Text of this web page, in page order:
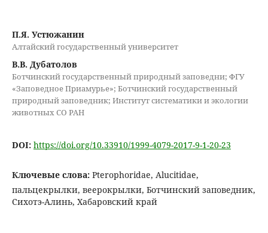
П.Я. Устюжанин
Алтайский государственный университет
В.В. Дубатолов
Ботчинский государственный природный заповедни; ФГУ
«Заповедное Приамурье»; Ботчинский государственный
природный заповедник; Институт систематики и экологии
животных СО РАН
DOI: https://doi.org/10.33910/1999-4079-2017-9-1-20-23
Ключевые слова: Pterophoridae, Alucitidae,
пальцекрылки, веерокрылки, Ботчинский заповедник,
Сихотэ-Алинь, Хабаровский край